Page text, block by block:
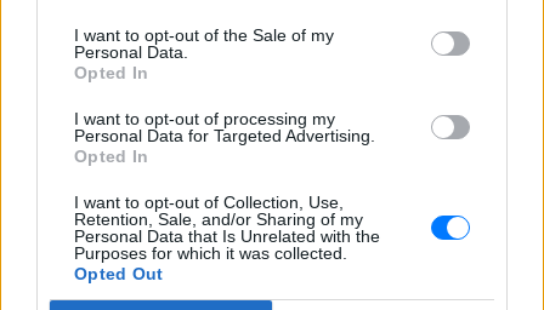
I want to opt-out of the Sale of my
Personal Data.
Opted In
I want to opt-out of processing my
Personal Data for Targeted Advertising.
Opted In
I want to opt-out of Collection, Use,
Retention, Sale, and/or Sharing of my
Personal Data that Is Unrelated with the
Purposes for which it was collected.
Opted Out
Τραγωδία στην Πάρο: «Έφυγε ένα
δευτερόλεπτο από την προσοχή μου» - Ο
πατέρας του 4χρονου που πνίγηκε σε beach bar
ΕΙΔΗΣΕΙΣ
Γιαννακόπουλος για Ολυμπιακό: «Πριν 10
χρόνια φώναζαν οφσάιντ, δεν ήξεραν ότι η
μπάλα μπάσκετ είναι πορτοκαλί»